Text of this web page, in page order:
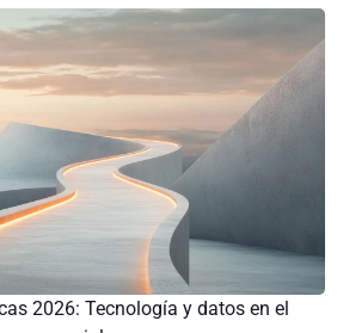
2026: Tecnología y datos en el